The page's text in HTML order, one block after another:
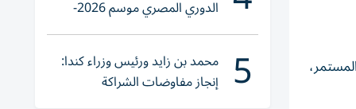
الدوري المصري موسم 2026-
2027
5 محمد بن زايد ورئيس وزراء كندا:
إنجاز مفاوضات الشراكة